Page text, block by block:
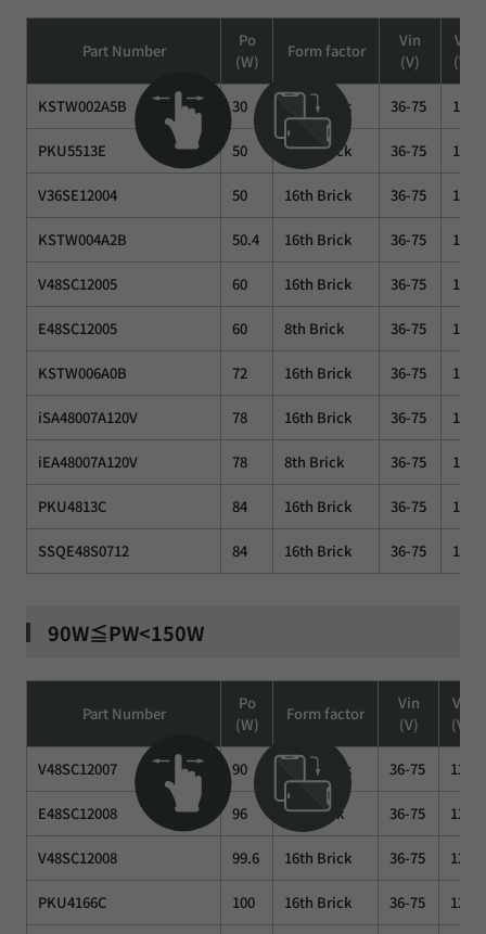
Part Number
Po
(W)
Form factor
Vin
(V)
Vo
(V)
KSTW002A5B 30 16th Brick 36-75 12
PKU5513E 50 16th Brick 36-75 12
V36SE12004 50 16th Brick 36-75 12
KSTW004A2B 50.4 16th Brick 36-75 12
V48SC12005 60 16th Brick 36-75 12
E48SC12005 60 8th Brick 36-75 12
KSTW006A0B 72 16th Brick 36-75 12
iSA48007A120V 78 16th Brick 36-75 12
iEA48007A120V 78 8th Brick 36-75 12
PKU4813C 84 16th Brick 36-75 12
SSQE48S0712 84 16th Brick 36-75 12
90W≦PW<150W
Part Number
Po
(W)
Form factor
Vin
(V)
Vo
(V)
V48SC12007 90 16th Brick 36-75 12
E48SC12008 96 8th Brick 36-75 12
V48SC12008 99.6 16th Brick 36-75 12
PKU4166C 100 16th Brick 36-75 12